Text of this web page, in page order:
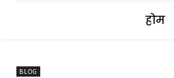
होम
BLOG